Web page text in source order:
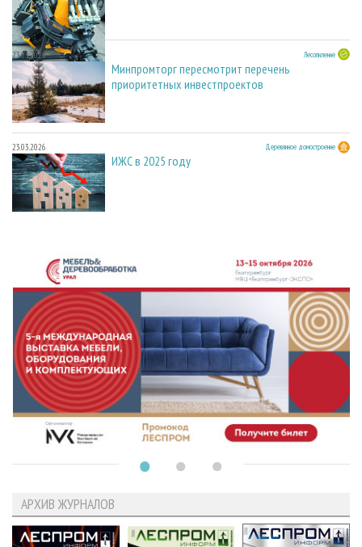
23.03.2026 Лесопиление
Минпромторг пересмотрит перечень
приоритетных инвестпроектов
23.03.2026 Деревянное домостроение
ИЖС в 2025 году
АРХИВ ЖУРНАЛОВ